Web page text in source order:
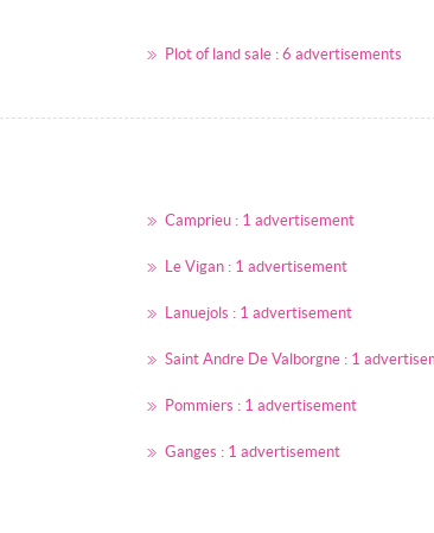
Plot of land sale : 6 advertisements
Camprieu : 1 advertisement
Le Vigan : 1 advertisement
Lanuejols : 1 advertisement
Saint Andre De Valborgne : 1
Pommiers : 1 advertisement
Ganges : 1 advertisement